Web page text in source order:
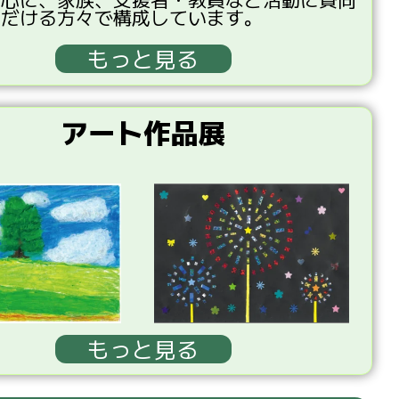
ける方々で構成しています。
もっと見る
アート作品展
もっと見る